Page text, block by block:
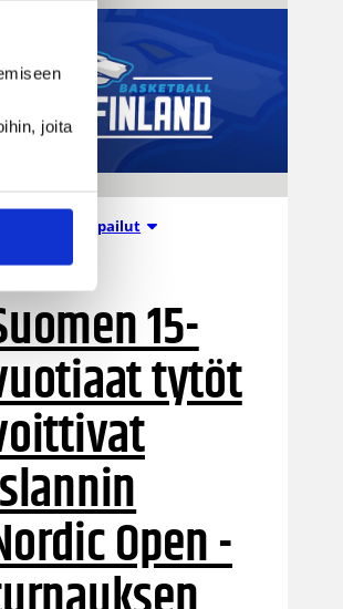
joita
PM-kilpailut
15-
tytöt
Open -